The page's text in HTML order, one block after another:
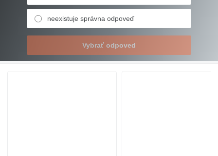
neexistuje správna odpoveď
Vybrať odpoveď